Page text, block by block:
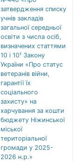
затвердження списку
учнів закладів
загальної середньої
освіти з числа осіб,
визначених статтями
10 і 10¹ Закону
України «Про статус
ветеранів війни,
гарантії їх
соціального
захисту» на
харчування за кошти
бюджету Ніжинської
міської
територіальної
громади у 2025-
2026 н.р.»